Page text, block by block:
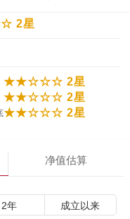
2星
★★☆☆☆ 2星
★★☆☆☆ 2星
★★☆☆☆ 2星
净值估算
2年 成立以来